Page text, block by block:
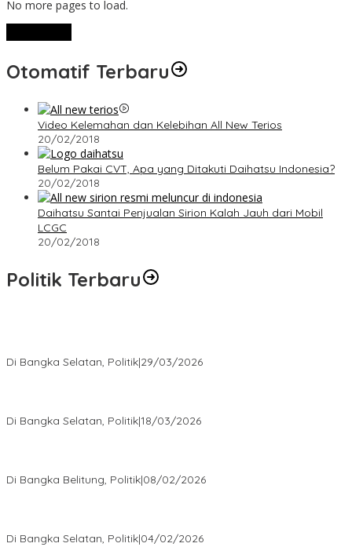
No more pages to load.
Otomatif Terbaru
Video Kelemahan dan Kelebihan All New Terios
20/02/2018
Belum Pakai CVT, Apa yang Ditakuti Daihatsu Indonesia?
20/02/2018
Daihatsu Santai Penjualan Sirion Kalah Jauh dari Mobil
LCGC
20/02/2018
Politik Terbaru
Di Bangka Selatan, Politik|29/03/2026
Di Bangka Selatan, Politik|18/03/2026
Di Bangka Belitung, Politik|08/02/2026
Di Bangka Selatan, Politik|04/02/2026